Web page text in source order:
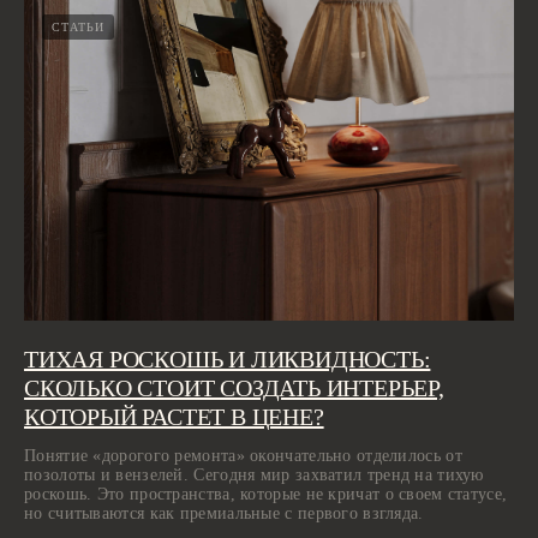
СТАТЬИ
ТИХАЯ РОСКОШЬ И ЛИКВИДНОСТЬ:
СКОЛЬКО СТОИТ СОЗДАТЬ ИНТЕРЬЕР,
КОТОРЫЙ РАСТЕТ В ЦЕНЕ?
Понятие «дорогого ремонта» окончательно отделилось от
позолоты и вензелей. Сегодня мир захватил тренд на тихую
роскошь. Это пространства, которые не кричат о своем статусе,
но считываются как премиальные с первого взгляда.